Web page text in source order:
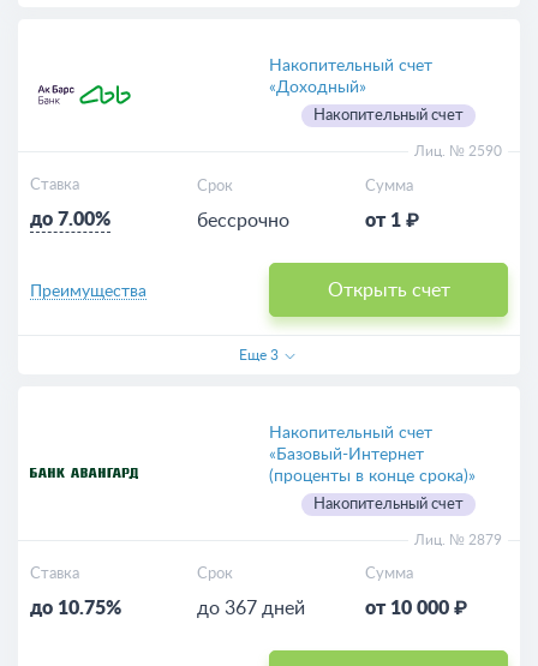
Накопительный счет
«Доходный»
Накопительный счет
Лиц. № 2590
Ставка
до 7.00%
Срок
бессрочно
Сумма
от 1 ₽
Открыть счет
Преимущества
Еще 3
Накопительный счет
«Базовый-Интернет
(проценты в конце срока)»
Накопительный счет
Лиц. № 2879
Ставка
до 10.75%
Срок
до 367 дней
Сумма
от 10 000 ₽